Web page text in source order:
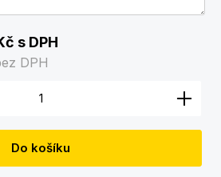
s DPH
DPH
Zadejte požadované
Do košíku